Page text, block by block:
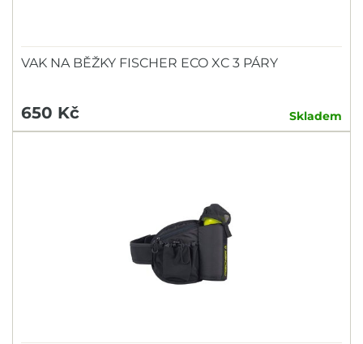
VAK NA BĚŽKY FISCHER ECO XC 3 PÁRY
650 Kč Skladem